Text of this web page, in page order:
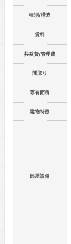
種別/構造
賃料
共益費/管理費
間取り
専有面積
建物特徴
部屋設備